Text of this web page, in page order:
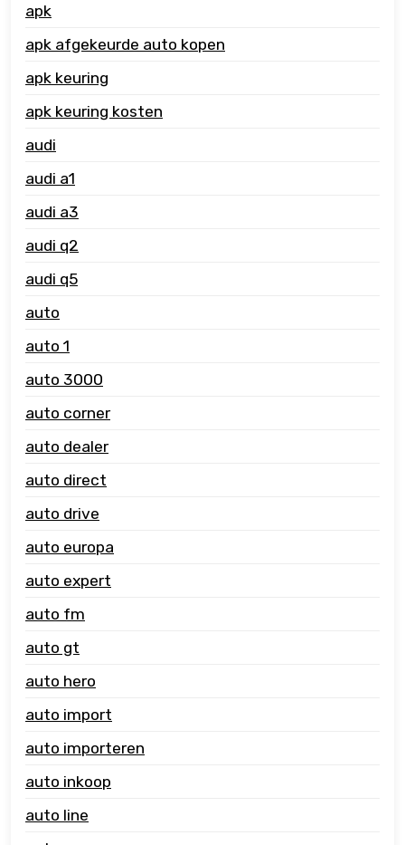
apk
apk afgekeurde auto kopen
apk keuring
apk keuring kosten
audi
audi a1
audi a3
audi q2
audi q5
auto
auto 1
auto 3000
auto corner
auto dealer
auto direct
auto drive
auto europa
auto expert
auto fm
auto gt
auto hero
auto import
auto importeren
auto inkoop
auto line